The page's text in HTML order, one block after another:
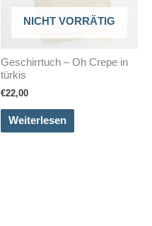
NICHT VORRÄTIG
Geschirrtuch – Oh Crepe in
türkis
€22,00
Weiterlesen